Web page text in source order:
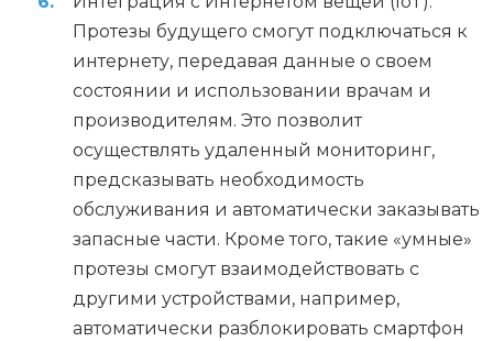
Протезы будущего смогут подключаться к
интернету, передавая данные о своем
состоянии и использовании врачам и
производителям. Это позволит
осуществлять удаленный мониторинг,
предсказывать необходимость
обслуживания и автоматически заказывать
запасные части. Кроме того, такие «умные»
протезы смогут взаимодействовать с
другими устройствами, например,
автоматически разблокировать смартфон